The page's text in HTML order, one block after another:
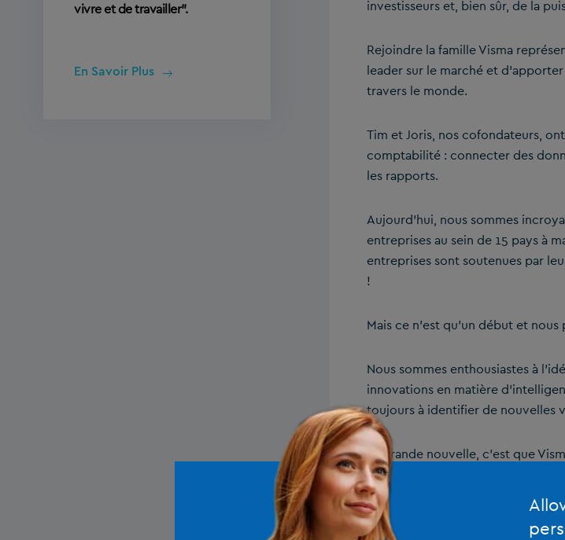
vivre et de travailler”.
En Savoir Plus
investisseurs et, bien sûr, de la
Rejoindre la famille Visma
leader sur le marché et
travers le monde.
Tim et Joris, nos cofondateurs,
comptabilité : connecter des
les rapports.
Aujourd’hui, nous sommes
entreprises au sein de 15 pays à
entreprises sont soutenues par
!
Mais ce n’est qu’un début et
Nous sommes enthousiastes à
innovations en matière
toujours à identifier de nouvelles
La grande nouvelle, c’est que
cap sur cette prochaine phase
Pour plus d’informations, veuillez